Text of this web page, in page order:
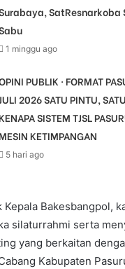
SatResnarkoba
1 minggu ago
PUBLIK · FORMAT
JULI 2026 SATU PINTU,
SISTEM TJSL
KETIMPANGAN
5 hari ago
Kepala Bakesbangpol,
silaturrahmi serta
yang berkaitan
Kabupaten